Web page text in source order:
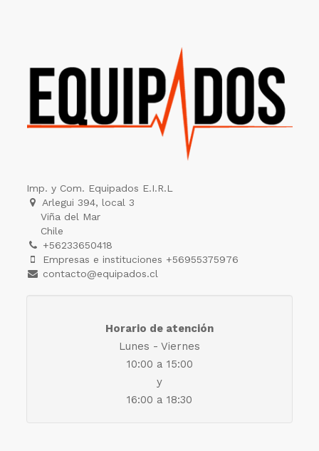
Imp. y Com. Equipados E.I.R.L
Arlegui 394, local 3
Viña del Mar
Chile
+56233650418
Empresas e instituciones +56955375976
contacto@equipados.cl
Horario de atención
Lunes - Viernes
10:00 a 15:00
y
16:00 a 18:30